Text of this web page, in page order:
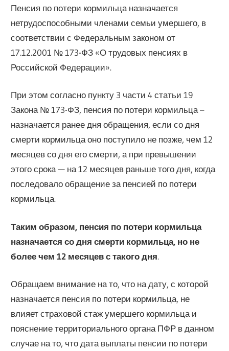
Пенсия по потери кормильца назначается
нетрудоспособными членами семьи умершего, в
соответствии с Федеральным законом от
17.12.2001 № 173-ФЗ «О трудовых пенсиях в
Российской Федерации».
При этом согласно пункту 3 части 4 статьи 19
Закона № 173-ФЗ, пенсия по потери кормильца –
назначается ранее дня обращения, если со дня
смерти кормильца оно поступило не позже, чем 12
месяцев со дня его смерти, а при превышении
этого срока — на 12 месяцев раньше того дня, когда
последовало обращение за пенсией по потери
кормильца.
Таким образом, пенсия по потери кормильца
назначается со дня смерти кормильца, но не
более чем 12 месяцев с такого дня.
Обращаем внимание на то, что на дату, с которой
назначается пенсия по потери кормильца, не
влияет страховой стаж умершего кормильца и
пояснение территориального органа ПФР в данном
случае на то, что дата выплаты пенсии по потери